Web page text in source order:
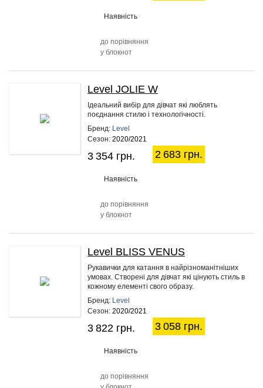
Наявність
до порівняння
у блокнот
Level JOLIE W
Ідеальний вибір для дівчат які люблять
поєднання стилю і технологічності.
Бренд: Level
Сезон: 2020/2021
3 354 грн. 2 683 грн.
Наявність
до порівняння
у блокнот
Level BLISS VENUS
Рукавички для катання в найрізноманітніших
умовах. Створені для дівчат які цінують стиль в
кожному елементі свого образу.
Бренд: Level
Сезон: 2020/2021
3 822 грн. 3 058 грн.
Наявність
до порівняння